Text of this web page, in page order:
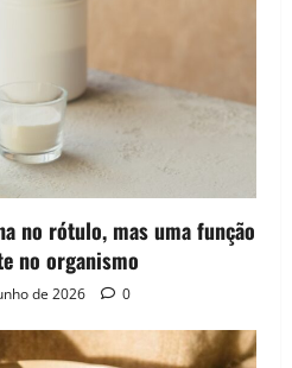
no rótulo, mas uma função
no organismo
de 2026 0